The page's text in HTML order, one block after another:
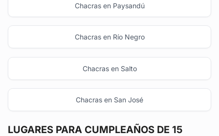
Chacras en Paysandú
Chacras en Río Negro
Chacras en Salto
Chacras en San José
LUGARES PARA CUMPLEAÑOS DE 15